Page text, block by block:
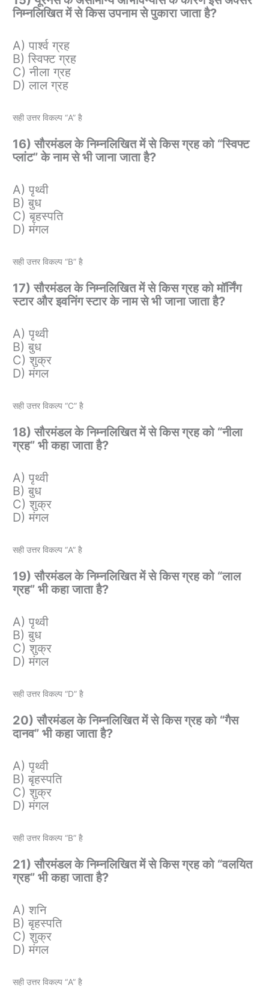
निम्नलिखित में से किस उपनाम से पुकारा जाता है?
A) पार्श्व ग्रह
B) स्विफ्ट ग्रह
C) नीला ग्रह
D) लाल ग्रह
सही उत्तर विकल्प “A” है
16) सौरमंडल के निम्नलिखित में से किस ग्रह को “स्विफ्ट
प्लांट” के नाम से भी जाना जाता है?
A) पृथ्वी
B) बुध
C) बृहस्पति
D) मंगल
सही उत्तर विकल्प “B” है
17) सौरमंडल के निम्नलिखित में से किस ग्रह को मॉर्निंग
स्टार और इवनिंग स्टार के नाम से भी जाना जाता है?
A) पृथ्वी
B) बुध
C) शुक्र
D) मंगल
सही उत्तर विकल्प “C” है
18) सौरमंडल के निम्नलिखित में से किस ग्रह को “नीला
ग्रह” भी कहा जाता है?
A) पृथ्वी
B) बुध
C) शुक्र
D) मंगल
सही उत्तर विकल्प “A” है
19) सौरमंडल के निम्नलिखित में से किस ग्रह को “लाल
ग्रह” भी कहा जाता है?
A) पृथ्वी
B) बुध
C) शुक्र
D) मंगल
सही उत्तर विकल्प “D” है
20) सौरमंडल के निम्नलिखित में से किस ग्रह को “गैस
दानव” भी कहा जाता है?
A) पृथ्वी
B) बृहस्पति
C) शुक्र
D) मंगल
सही उत्तर विकल्प “B” है
21) सौरमंडल के निम्नलिखित में से किस ग्रह को “वलयित
ग्रह” भी कहा जाता है?
A) शनि
B) बृहस्पति
C) शुक्र
D) मंगल
सही उत्तर विकल्प “A” है